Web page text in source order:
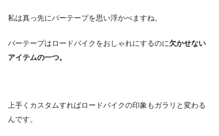
私は真っ先にバーテープを思い浮かべますね。
バーテープはロードバイクをおしゃれにするのに欠かせない
アイテムの一つ。
上手くカスタムすればロードバイクの印象もガラリと変わる
んです。